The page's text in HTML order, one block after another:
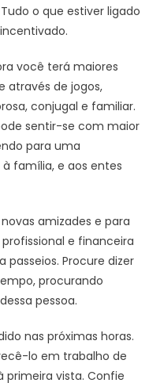
o que estiver ligado
você terá maiores
através de jogos,
conjugal e familiar.
sentir-se com maior
para uma
família, e aos entes
amizades e para
e financeira
passeios. Procure dizer
procurando
pessoa.
nas próximas horas.
lo em trabalho de
primeira vista. Confie